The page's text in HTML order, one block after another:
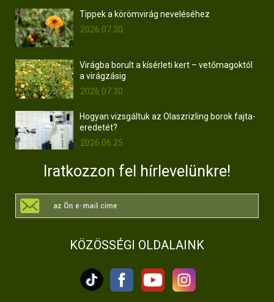
Tippek a körömvirág neveléséhez
2026.07.30.
Virágba borult a kísérleti kert – vetőmagoktól
a virágzásig
2026.07.30.
Hogyan vizsgáltuk az Olaszrizling borok fajta-
eredetét?
2026.06.25.
Iratkozzon fel hírlevelünkre!
KÖZÖSSÉGI OLDALAINK